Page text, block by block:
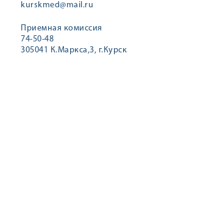
kurskmed@mail.ru
Приемная комиссия
74-50-48
305041 К.Маркса,3, г.Курск